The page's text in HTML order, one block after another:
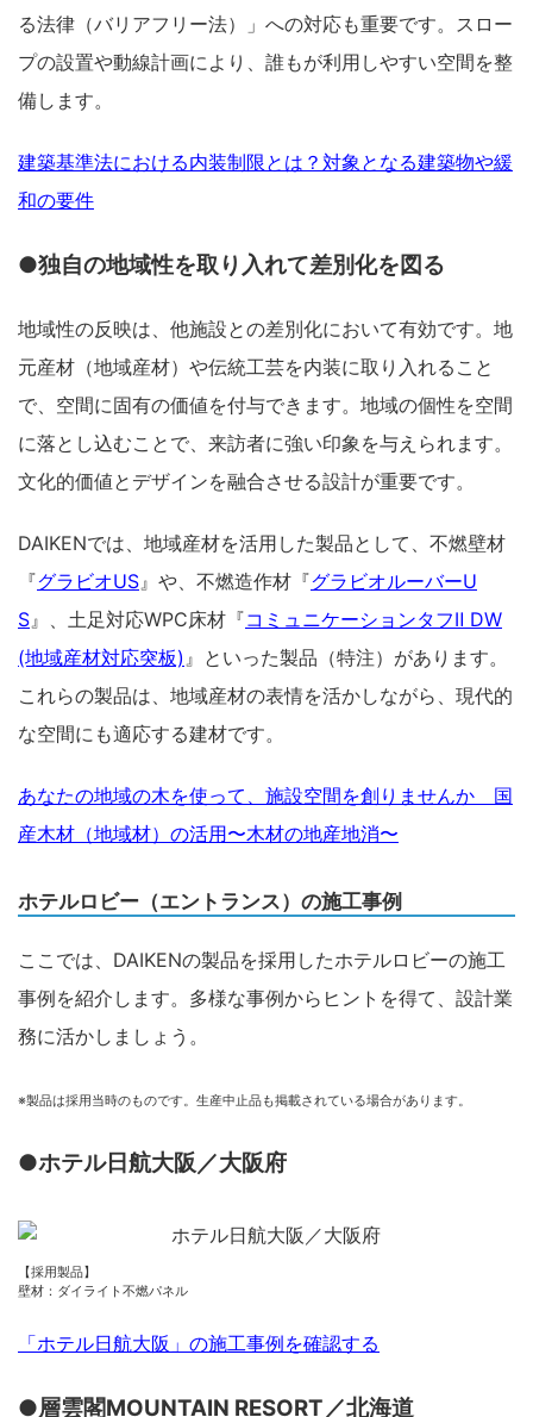
る法律（バリアフリー法）」への対応も重要です。スロー
プの設置や動線計画により、誰もが利用しやすい空間を整
備します。
建築基準法における内装制限とは？対象となる建築物や緩
和の要件
●独自の地域性を取り入れて差別化を図る
地域性の反映は、他施設との差別化において有効です。地
元産材（地域産材）や伝統工芸を内装に取り入れること
で、空間に固有の価値を付与できます。地域の個性を空間
に落とし込むことで、来訪者に強い印象を与えられます。
文化的価値とデザインを融合させる設計が重要です。
DAIKENでは、地域産材を活用した製品として、不燃壁材
『グラビオUS 』や、不燃造作材『グラビオルーバーU
S 』、土足対応WPC床材『コミュニケーションタフⅡ DW
(地域産材対応突板) 』といった製品（特注）があります。
これらの製品は、地域産材の表情を活かしながら、現代的
な空間にも適応する建材です。
あなたの地域の木を使って、施設空間を創りませんか 国
産木材（地域材）の活用〜木材の地産地消〜
ホテルロビー（エントランス）の施工事例
ここでは、DAIKENの製品を採用したホテルロビーの施工
事例を紹介します。多様な事例からヒントを得て、設計業
務に活かしましょう。
※製品は採用当時のものです。生産中止品も掲載されている場合があります。
●ホテル日航大阪／大阪府
【採用製品】
壁材：ダイライト不燃パネル
「ホテル日航大阪」の施工事例を確認する
●層雲閣MOUNTAIN RESORT／北海道